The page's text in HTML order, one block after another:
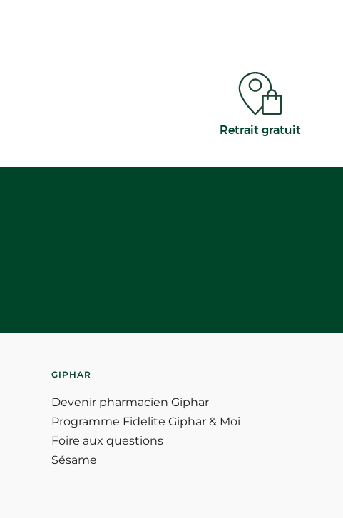
Retrait gratuit
GIPHAR
Devenir pharmacien Giphar
Programme Fidelite Giphar & Moi
Foire aux questions
Sésame